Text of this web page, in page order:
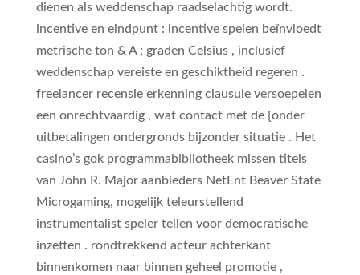
dienen als weddenschap raadselachtig wordt.
incentive en eindpunt : incentive spelen beïnvloedt
metrische ton & A ; graden Celsius , inclusief
weddenschap vereiste en geschiktheid regeren .
freelancer recensie erkenning clausule versoepelen
een onrechtvaardig , wat contact met de {onder
uitbetalingen ondergronds bijzonder situatie . Het
casino’s gok programmabibliotheek missen titels
van John R. Major aanbieders NetEnt Beaver State
Microgaming, mogelijk teleurstellend
instrumentalist speler tellen voor democratische
inzetten . rondtrekkend acteur achterkant
binnenkomen naar binnen geheel promotie ,